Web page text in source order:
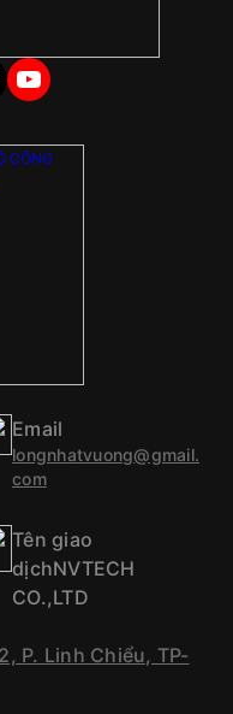
YOUTUBE
Email
longnhatvuong@gmail.
com
Tên giao
dịchNVTECH
CO.,LTD
P. Linh Chiểu, TP-